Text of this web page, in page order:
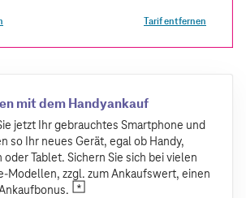
Tarif entfernen
mit dem Handyankauf
jetzt Ihr gebrauchtes Smartphone und
so Ihr neues Gerät, egal ob Handy,
Tablet. Sichern Sie sich bei vielen
Modellen, zzgl. zum Ankaufswert, einen